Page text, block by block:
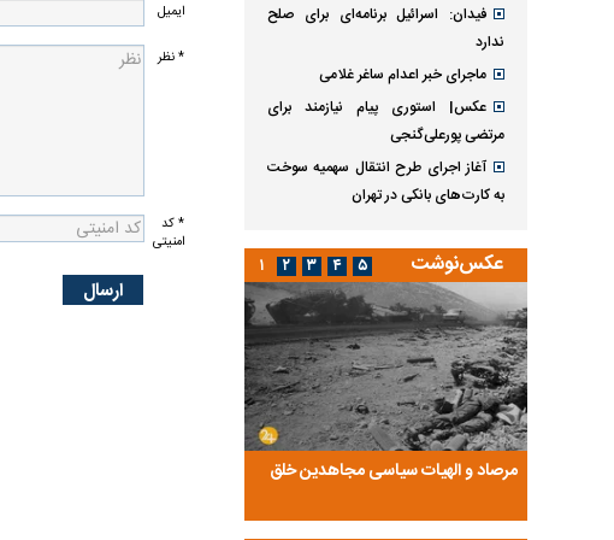
ایمیل
* نظر
* کد
امنیتی
فیدان: اسرائیل برنامه‌ای برای صلح
ندارد
ماجرای خبر اعدام ساغر غلامی
عکس| استوری پیام نیازمند برای
مرتضی پورعلی‌گنجی
آغاز اجرای طرح انتقال سهمیه سوخت
به کارت‌های بانکی در تهران
عکس‌نوشت
مرصاد و الهیات سیاسی مجاهدین خلق
۱ ۲ ۳ ۴ ۵